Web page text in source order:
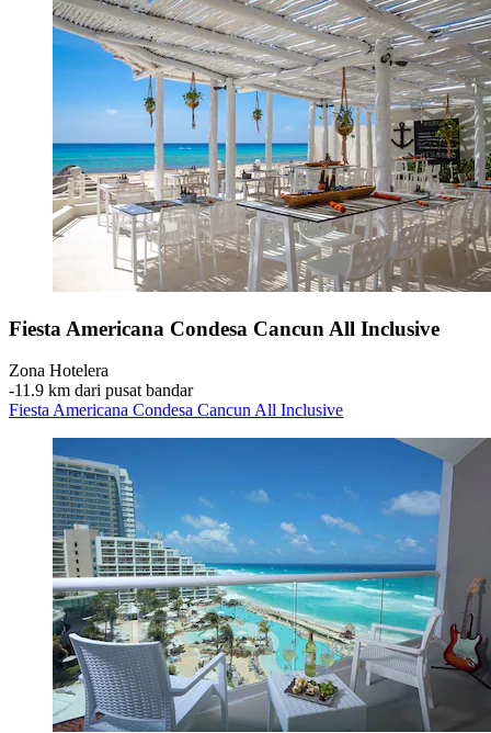
Fiesta Americana Condesa Cancun All Inclusive
Zona Hotelera
‐11.9 km dari pusat bandar
Fiesta Americana Condesa Cancun All Inclusive